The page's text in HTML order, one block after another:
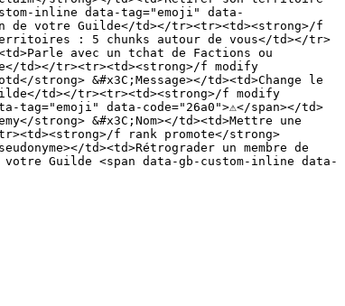
inline data-tag="emoji" data-
de votre Guilde</td></tr><tr><td><strong>/f
territoires : 5 chunks autour de vous</td></tr>
avec un tchat de Factions ou
td></tr><tr><td><strong>/f modify
strong> &#x3C;Message></td><td>Change le
td></tr><tr><td><strong>/f modify
data-code="26a0">⚠️</span></td>
strong> &#x3C;Nom></td><td>Mettre une
f rank promote</strong>
td><td>Rétrograder un membre de
Guilde <span data-gb-custom-inline data-